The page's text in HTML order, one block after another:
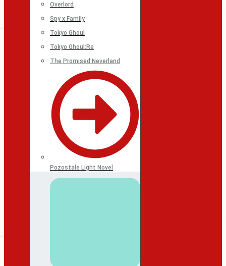
Overlord
Spy x Family
Tokyo Ghoul
Tokyo Ghoul:Re
The Promised Neverland
Pozostałe Light Novel